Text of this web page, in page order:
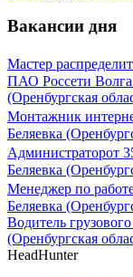
Вакансии дня
Мастер
ПАО Россети Волга
(Оренбургская
Монтажник
Беляевка
Администраторот
Беляевка
Менеджер по
Беляевка
Водитель
(Оренбургская
HeadHunter